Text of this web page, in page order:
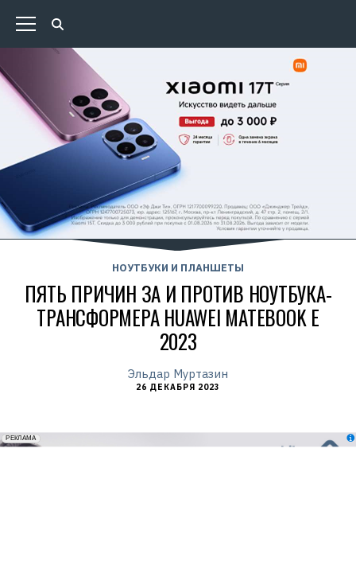
НОУТБУКИ И ПЛАНШЕТЫ
ПЯТЬ ПРИЧИН ЗА И ПРОТИВ НОУТБУКА-
ТРАНСФОРМЕРА HUAWEI MATEBOOK E
2023
Эльдар Муртазин
26 ДЕКАБРЯ 2023
erid: 2VfnxxmNzs5
РЕКЛАМА